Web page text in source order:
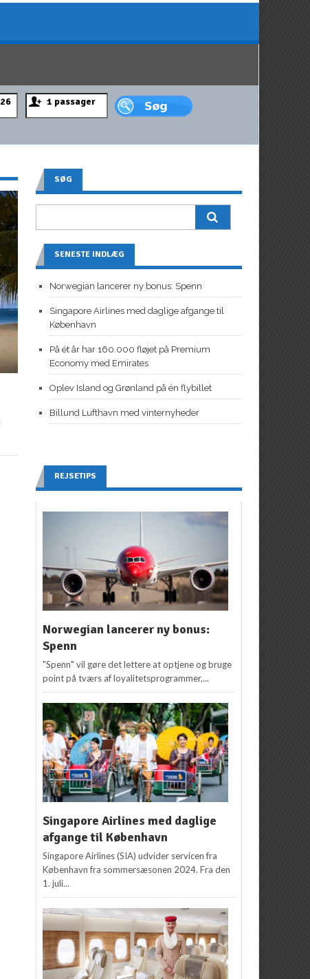
SØG
SENESTE INDLÆG
Norwegian lancerer ny bonus: Spenn
Singapore Airlines med daglige afgange til
København
På ét år har 160.000 fløjet på Premium
Economy med Emirates
Oplev Island og Grønland på én flybillet
Billund Lufthavn med vinternyheder
REJSETIPS
Norwegian lancerer ny bonus:
Spenn
"Spenn" vil gøre det lettere at optjene og bruge
point på tværs af loyalitetsprogrammer,...
Singapore Airlines med daglige
afgange til København
Singapore Airlines (SIA) udvider servicen fra
København fra sommersæsonen 2024. Fra den
1. juli...